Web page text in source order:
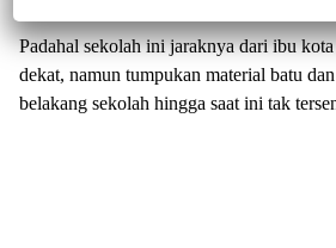
Padahal sekolah ini jaraknya dari ibu
dekat, namun tumpukan material batu
belakang sekolah hingga saat ini tak